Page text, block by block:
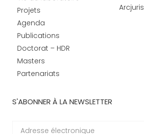
Projets
Agenda
Publications
Doctorat – HDR
Masters
Partenariats
Arcjuris
S'ABONNER À LA NEWSLETTER